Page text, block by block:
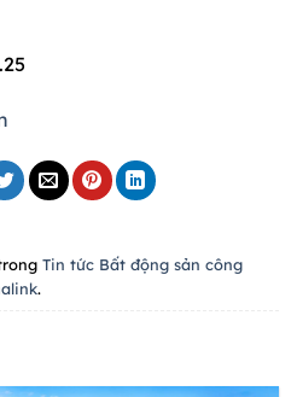
Tin tức Bất động sản công
.